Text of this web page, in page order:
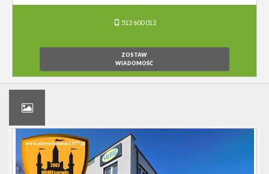
512 600 012
ZOSTAW
WIADOMOŚĆ